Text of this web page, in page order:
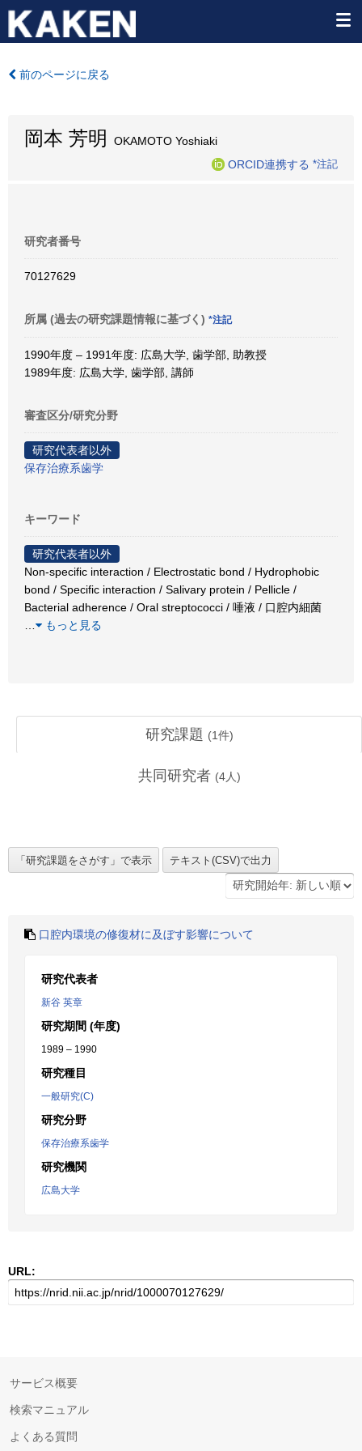
前のページに戻る
岡本 芳明
OKAMOTO Yoshiaki
ORCID連携する *注記
研究者番号
70127629
所属 (過去の研究課題情報に基づく) *注記
1990年度 – 1991年度: 広島大学, 歯学部, 助教授
1989年度: 広島大学, 歯学部, 講師
審査区分/研究分野
研究代表者以外
保存治療系歯学
キーワード
研究代表者以外
Non-specific interaction / Electrostatic bond / Hydrophobic
bond / Specific interaction / Salivary protein / Pellicle /
Bacterial adherence / Oral streptococci / 唾液 / 口腔内細菌
もっと見る
研究課題 (1件)
共同研究者 (4人)
口腔内環境の修復材に及ぼす影響について
研究代表者
新谷 英章
研究期間 (年度)
1989 – 1990
研究種目
一般研究(C)
研究分野
保存治療系歯学
研究機関
広島大学
URL:
サービス概要
検索マニュアル
よくある質問